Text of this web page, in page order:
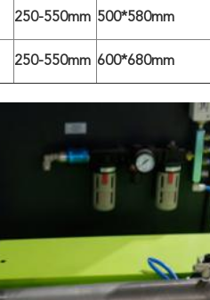
250-550mm 500*580mm
250-550mm 600*680mm